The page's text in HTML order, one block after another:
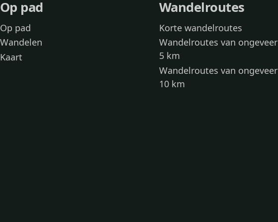
Op pad
Op pad
Wandelen
Kaart
Wandelroutes
Korte wandelroutes
Wandelroutes van ongeveer
5 km
Wandelroutes van ongeveer
10 km